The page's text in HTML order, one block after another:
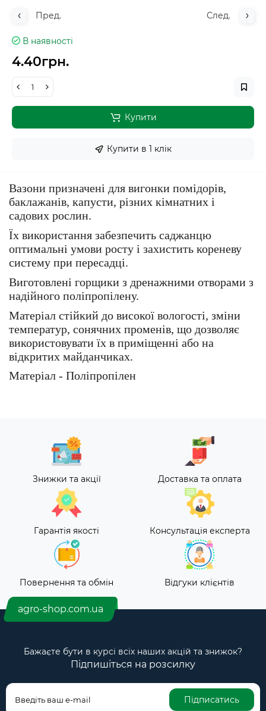
Пред. След.
В наявності
4.40грн.
Купити
Купити в 1 клiк
Вазони призначені для вигонки помідорів,
баклажанів, капусти, різних кімнатних і
садових рослин.
Їх використання забезпечить саджанцю
оптимальні умови росту і захистить кореневу
систему при пересадці.
Виготовлені горщики з дренажними отворами з
надійного поліпропілену.
Матеріал стійкий до високої вологості, зміни
температур, сонячних променів, що дозволяє
використовувати їх в приміщенні або на
відкритих майданчиках.
Матеріал - Поліпропілен
Знижки та акції Доставка та оплата
Гарантія якості Консультація експерта
Повернення та обмін Відгуки клієнтів
agro-shop.com.ua
Бажаєте бути в курсі всіх наших акцій та знижок?
Підпишіться на розсилку
Підписатись